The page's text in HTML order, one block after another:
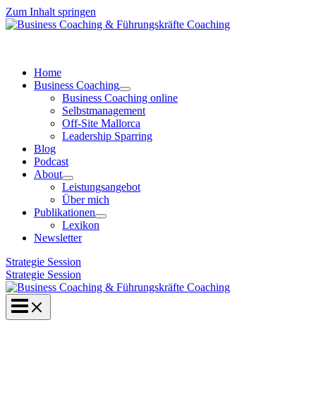
Zum Inhalt springen
Home
Business Coaching
Business Coaching online
Selbstmanagement
Off-Site Mallorca
Leadership Sparring
Blog
Podcast
About
Leistungsangebot
Über mich
Publikationen
Lexikon
Newsletter
Strategie Session
Strategie Session